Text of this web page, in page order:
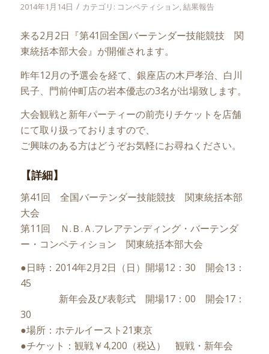
2014年1月14日 / カテゴリ: コンペティション,結果報告
来る2月2日『第41回全国バーテンダー技能競技 関
東統括本部大会』が開催されます。
昨年12月の予選会を経て、銀座店の木戸孝治、白川
民子、門前仲町店の岩本優志の3名が出場致します。
大会観戦と新年パーティーの前売りチケットを店舗
にて取り扱っておりますので、
ご興味のある方はどうぞお気軽にお尋ねください。
【詳細】
第41回 全国バーテンダー技能競技 関東統括本部
大会
第11回 Ｎ.Ｂ.Ａ.フレアテンディング・バーテンダ
ー・コンペティション 関東統括本部大会
●日時：2014年2月2日（日）開場12：30 開会13：
45
新年会及び表彰式 開場17：00 開会17：
30
●場所：ホテルイースト21東京
●チケット：観戦￥4,200（税込） 観戦・新年会